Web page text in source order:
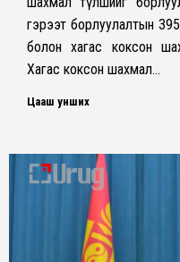
гэрээт борлуулалтын
болон хагас коксон
Хагас коксон шахмал…
Цааш унших